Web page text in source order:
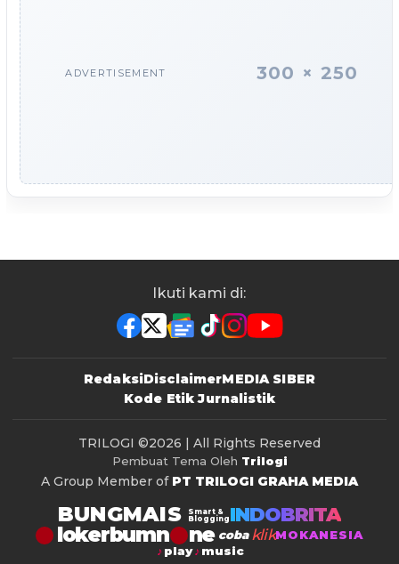
ADVERTISEMENT 300 × 250
Ikuti kami di:
RedaksiDisclaimerMEDIA SIBER
Kode Etik Jurnalistik
TRILOGI ©2026 | All Rights Reserved
Pembuat Tema Oleh Trilogi
A Group Member of PT TRILOGI GRAHA MEDIA
BUNGMAIS
Smart &
Blogging INDOBRITA
lokerbumn coba klikMOKANESIA
play
music